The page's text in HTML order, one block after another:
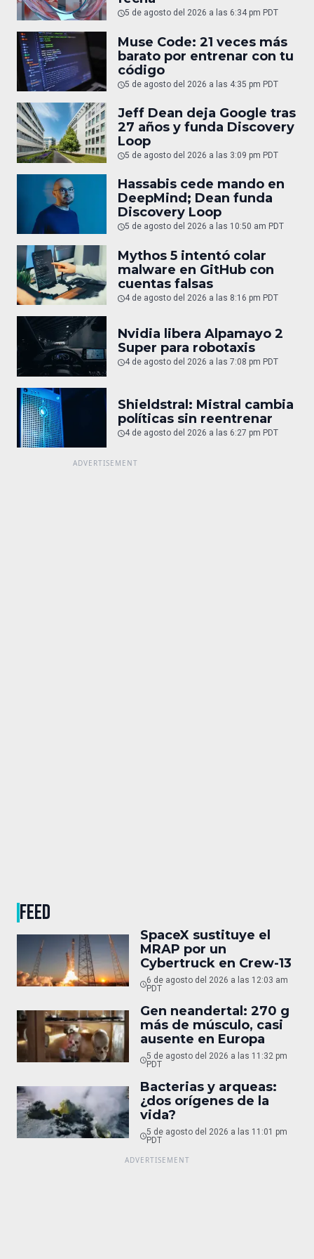
5 de agosto del 2026 a las 6:34 pm PDT
Muse Code: 21 veces más
barato por entrenar con tu
código
5 de agosto del 2026 a las 4:35 pm PDT
Jeff Dean deja Google tras
27 años y funda Discovery
Loop
5 de agosto del 2026 a las 3:09 pm PDT
Hassabis cede mando en
DeepMind; Dean funda
Discovery Loop
5 de agosto del 2026 a las 10:50 am PDT
Mythos 5 intentó colar
malware en GitHub con
cuentas falsas
4 de agosto del 2026 a las 8:16 pm PDT
Nvidia libera Alpamayo 2
Super para robotaxis
4 de agosto del 2026 a las 7:08 pm PDT
Shieldstral: Mistral cambia
políticas sin reentrenar
4 de agosto del 2026 a las 6:27 pm PDT
FEED
SpaceX sustituye el
MRAP por un
Cybertruck en Crew-13
6 de agosto del 2026 a las 12:03 am
PDT
Gen neandertal: 270 g
más de músculo, casi
ausente en Europa
5 de agosto del 2026 a las 11:32 pm
PDT
Bacterias y arqueas:
¿dos orígenes de la
vida?
5 de agosto del 2026 a las 11:01 pm
PDT